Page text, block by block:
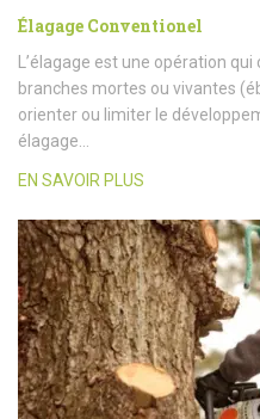
Élagage Conventionel
L’élagage est une opération
branches mortes ou vivantes
orienter ou limiter le
élagage…
EN SAVOIR PLUS